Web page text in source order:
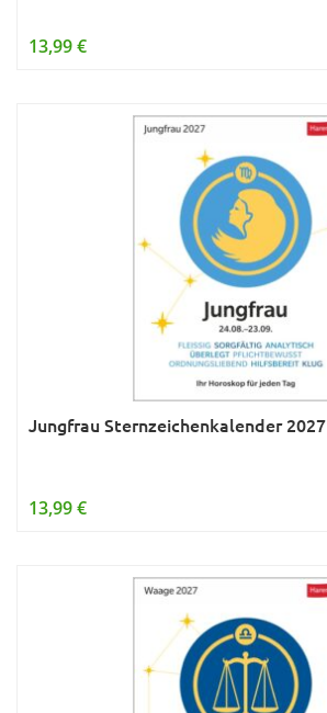
13,99 €
Jungfrau Sternzeichenkalender 2027
13,99 €